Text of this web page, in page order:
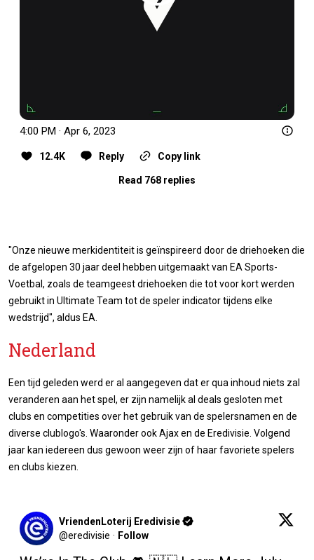
4:00 PM · Apr 6, 2023
12.4K Reply Copy link
Read 768 replies
"Onze nieuwe merkidentiteit is geïnspireerd door de driehoeken die
de afgelopen 30 jaar deel hebben uitgemaakt van EA Sports-
Voetbal, zoals de teamgeest driehoeken die tot voor kort werden
gebruikt in Ultimate Team tot de speler indicator tijdens elke
wedstrijd", aldus EA.
Nederland
Een tijd geleden werd er al aangegeven dat er qua inhoud niets zal
veranderen aan het spel, er zijn namelijk al deals gesloten met
clubs en competities over het gebruik van de spelersnamen en de
diverse clublogo's. Waaronder ook Ajax en de Eredivisie. Volgend
jaar kan iedereen dus gewoon weer zijn of haar favoriete spelers
en clubs kiezen.
VriendenLoterij Eredivisie
@eredivisie · Follow